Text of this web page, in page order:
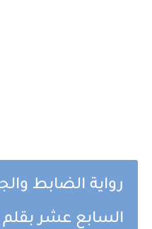
رواية الضابط
السابع عشر بقلم